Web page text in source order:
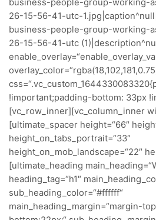
26-15-56-41-utc-
business-people-group-working-
26-15-56-41-utc
!important;padding-bottom: 33px
[vc_row_inner][vc_column_inner
[ultimate_spacer height=“66″
height_on_tabs_portrait=“33″
height_on_mob_landscape=“22″
[ultimate_heading
heading_tag=“h1″
sub_heading_color=“#ffffff“
main_heading_margin=“margin-